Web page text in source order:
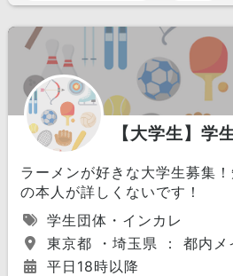
【大学生】学
ラーメンが好きな大学生募集
の本人が詳しくないです！
学生団体・インカレ
東京都 ・埼玉県 ： 都内メ
平日18時以降